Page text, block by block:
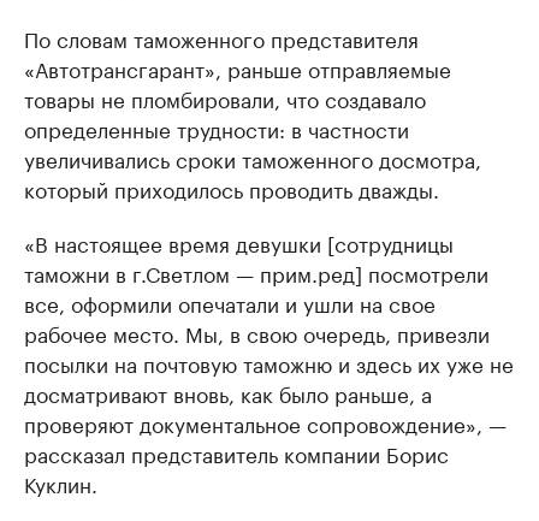
По словам таможенного представителя
«Автотрансгарант», раньше отправляемые
товары не пломбировали, что создавало
определенные трудности: в частности
увеличивались сроки таможенного досмотра,
который приходилось проводить дважды.
«В настоящее время девушки [сотрудницы
таможни в г.Светлом — прим.ред] посмотрели
все, оформили опечатали и ушли на свое
рабочее место. Мы, в свою очередь, привезли
посылки на почтовую таможню и здесь их уже не
досматривают вновь, как было раньше, а
проверяют документальное сопровождение», —
рассказал представитель компании Борис
Куклин.